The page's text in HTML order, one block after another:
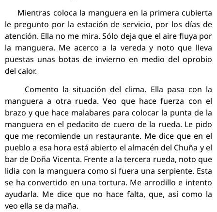
Mientras coloca la manguera en la primera cubierta
le pregunto por la estación de servicio, por los días de
atención. Ella no me mira. Sólo deja que el aire fluya por
la manguera. Me acerco a la vereda y noto que lleva
puestas unas botas de invierno en medio del oprobio
del calor.
Comento la situación del clima. Ella pasa con la
manguera a otra rueda. Veo que hace fuerza con el
brazo y que hace malabares para colocar la punta de la
manguera en el pedacito de cuero de la rueda. Le pido
que me recomiende un restaurante. Me dice que en el
pueblo a esa hora está abierto el almacén del Chuña y el
bar de Doña Vicenta. Frente a la tercera rueda, noto que
lidia con la manguera como si fuera una serpiente. Esta
se ha convertido en una tortura. Me arrodillo e intento
ayudarla. Me dice que no hace falta, que, así como la
veo ella se da maña.